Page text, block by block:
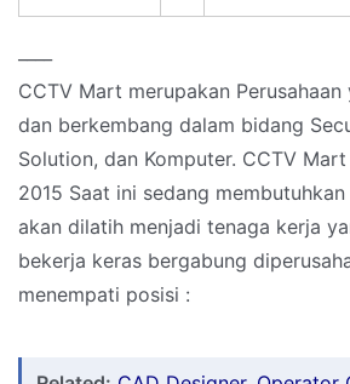
CCTV Mart merupakan
dan berkembang dalam bidang
Solution, dan Komputer. CCTV
2015 Saat ini sedang
akan dilatih menjadi tenaga kerja
bekerja keras bergabung
menempati posisi :